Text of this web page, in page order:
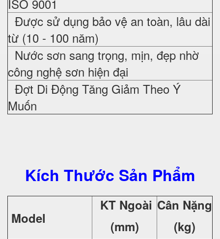
ISO 9001
Được sử dụng bảo vệ an toàn, lâu dài
từ (10 - 100 năm)
Nước sơn sang trọng, mịn, đẹp nhờ
công nghệ sơn hiện đại
Đợt Di Động Tăng Giảm Theo Ý
Muốn
Kích Thước Sản Phẩm
Model
KT Ngoài
(mm)
Cân Nặng
(kg)